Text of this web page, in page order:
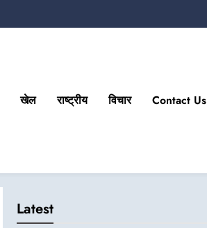
खेल राष्ट्रीय विचार Contact Us
Latest